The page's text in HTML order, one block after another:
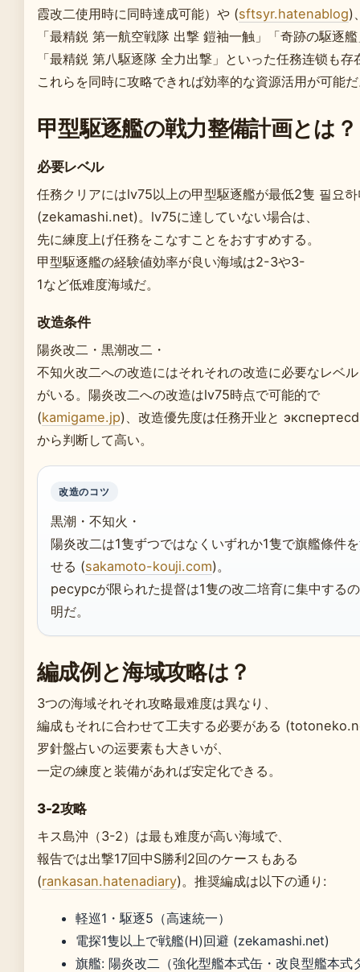
霞改二使用時に同時達成可能）や (sftsyr.hatenablog)
「最精鋭 第一航空戦隊 出撃 鎧袖一触」「奇跡の駆逐
「最精鋭 第八駆逐隊 全力出撃」といった任務连锁も存
これらを同時に攻略できれば効率的な資源活用が可能
甲型駆逐艦の戦力整備計画とは？
必要レベル
任務クリアにはlv75以上の甲型駆逐艦が最低2隻 필요
(zekamashi.net)。lv75に達していない場合は、
先に練度上げ任務をこなすことをおすすめする。
甲型駆逐艦の経験値効率が良い海域は2-3や3-
1など低难度海域だ。
改造条件
陽炎改二・黒潮改二・
不知火改二への改造にはそれそれの改造に必要なレベ
がいる。陽炎改二への改造はlv75時点で可能的で
(kamigame.jp)、改造優先度は任務开业と
から判断して高い。
改造のコツ
黒潮・不知火・
陽炎改二は1隻ずつではなくいずれか1隻で旗艦條件
せる (sakamoto-kouji.com)。
ресурсが限られた提督は1隻の改二培育に集中する
明だ。
編成例と海域攻略は？
3つの海域それそれ攻略最难度は異なり、
編成もそれに合わせて工夫する必要がある
罗針盤占いの运要素も大きいが、
一定の練度と装備があれば安定化できる。
3-2攻略
キス島沖（3-2）は最も难度が高い海域で、
報告では出撃17回中S勝利2回のケースもある
(rankasan.hatenadiary)。推奨編成は以下の通り:
軽巡1・駆逐5（高速統一）
電探1隻以上で戦艦(H)回避 (zekamashi.net)
旗艦: 陽炎改二（強化型艦本式缶・改良型艦本式